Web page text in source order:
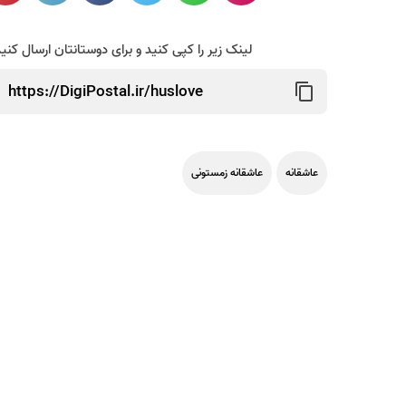
لینک زیر را کپی کنید و برای دوستانتان ارسال
عاشقانه عاشقانه زمستونی